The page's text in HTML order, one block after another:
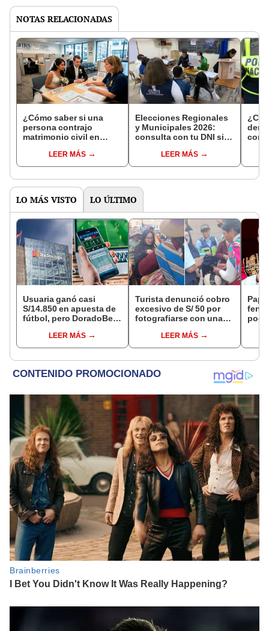
NOTAS RELACIONADAS
¿Cómo saber si una
persona contrajo
matrimonio civil en
LEER MÁS
Elecciones Regionales
y Municipales 2026:
consulta con tu DNI si
de mesa para este 4 de
octubre en el link oficial
LEER MÁS
con
LO MÁS VISTO LO ÚLTIMO
Usuaria ganó casi
S/14.850 en apuesta de
fútbol, pero DoradoBet
Indecopi multó a la
empresa con más de S/
LEER MÁS
Turista denunció cobro
excesivo de S/ 50 por
fotografiarse con una
Serenazgo recuperó el
dinero
LEER MÁS